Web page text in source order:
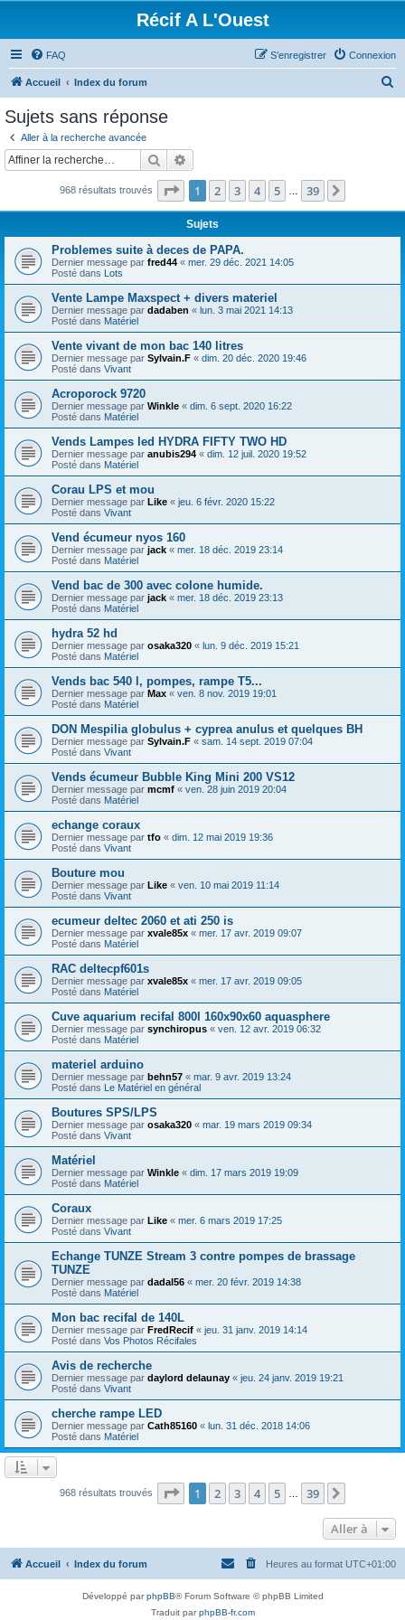
Récif A L'Ouest
FAQ Connexion
S’enregistrer
Accueil Index du forum
c
Sujets sans réponse
Aller à la recherche avancée
Rechercher
968 résultats trouvés Page 1sur39
1 2 3 4 5 39
Sujets
Problemes suite à deces de PAPA.
Dernier message par fred44 « mer. 29 déc. 2021 14:05
Posté dans Lots
Vente Lampe Maxspect + divers materiel
Dernier message par dadaben « lun. 3 mai 2021 14:13
Posté dans Matériel
Vente vivant de mon bac 140 litres
Dernier message par Sylvain.F « dim. 20 déc. 2020 19:46
Posté dans Vivant
Acroporock 9720
Dernier message par Winkle « dim. 6 sept. 2020 16:22
Posté dans Matériel
Vends Lampes led HYDRA FIFTY TWO HD
Dernier message par anubis294 « dim. 12 juil. 2020 19:52
Posté dans Matériel
Corau LPS et mou
Dernier message par Like « jeu. 6 févr. 2020 15:22
Posté dans Vivant
Vend écumeur nyos 160
Dernier message par jack « mer. 18 déc. 2019 23:14
Posté dans Matériel
Vend bac de 300 avec colone humide.
Dernier message par jack « mer. 18 déc. 2019 23:13
Posté dans Matériel
hydra 52 hd
Dernier message par osaka320 « lun. 9 déc. 2019 15:21
Posté dans Matériel
Vends bac 540 l, pompes, rampe T5...
Dernier message par Max « ven. 8 nov. 2019 19:01
Posté dans Matériel
DON Mespilia globulus + cyprea anulus et quelques BH
Dernier message par Sylvain.F « sam. 14 sept. 2019 07:04
Posté dans Vivant
Vends écumeur Bubble King Mini 200 VS12
Dernier message par mcmf « ven. 28 juin 2019 20:04
Posté dans Matériel
echange coraux
Dernier message par tfo « dim. 12 mai 2019 19:36
Posté dans Vivant
Bouture mou
Dernier message par Like « ven. 10 mai 2019 11:14
Posté dans Vivant
ecumeur deltec 2060 et ati 250 is
Dernier message par xvale85x « mer. 17 avr. 2019 09:07
Posté dans Matériel
RAC deltecpf601s
Dernier message par xvale85x « mer. 17 avr. 2019 09:05
Posté dans Matériel
Cuve aquarium recifal 800l 160x90x60 aquasphere
Dernier message par synchiropus « ven. 12 avr. 2019 06:32
Posté dans Matériel
materiel arduino
Dernier message par behn57 « mar. 9 avr. 2019 13:24
Posté dans Le Matériel en général
Boutures SPS/LPS
Dernier message par osaka320 « mar. 19 mars 2019 09:34
Posté dans Vivant
Matériel
Dernier message par Winkle « dim. 17 mars 2019 19:09
Posté dans Matériel
Coraux
Dernier message par Like « mer. 6 mars 2019 17:25
Posté dans Vivant
Echange TUNZE Stream 3 contre pompes de brassage
TUNZE
Dernier message par dadal56 « mer. 20 févr. 2019 14:38
Posté dans Matériel
Mon bac recifal de 140L
Dernier message par FredRecif « jeu. 31 janv. 2019 14:14
Posté dans Vos Photos Récifales
Avis de recherche
Dernier message par daylord delaunay « jeu. 24 janv. 2019 19:21
Posté dans Vivant
cherche rampe LED
Dernier message par Cath85160 « lun. 31 déc. 2018 14:06
Posté dans Matériel
968 résultats trouvés Page 1sur39
1 2 3 4 5 39
Aller à
Accueil Index du forum Heures au format UTC+01:00
Développé parphpBB® Forum Software © phpBB Limited
Traduit parphpBB-fr.com